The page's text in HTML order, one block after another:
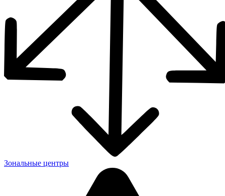
Зональные центры